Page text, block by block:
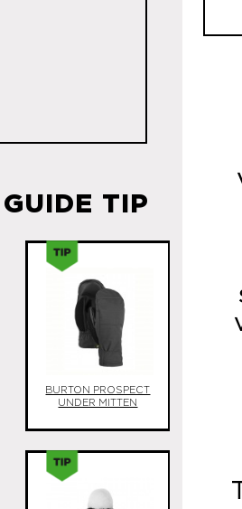
TIP
BURTON PROSPECT
UNDER MITTEN